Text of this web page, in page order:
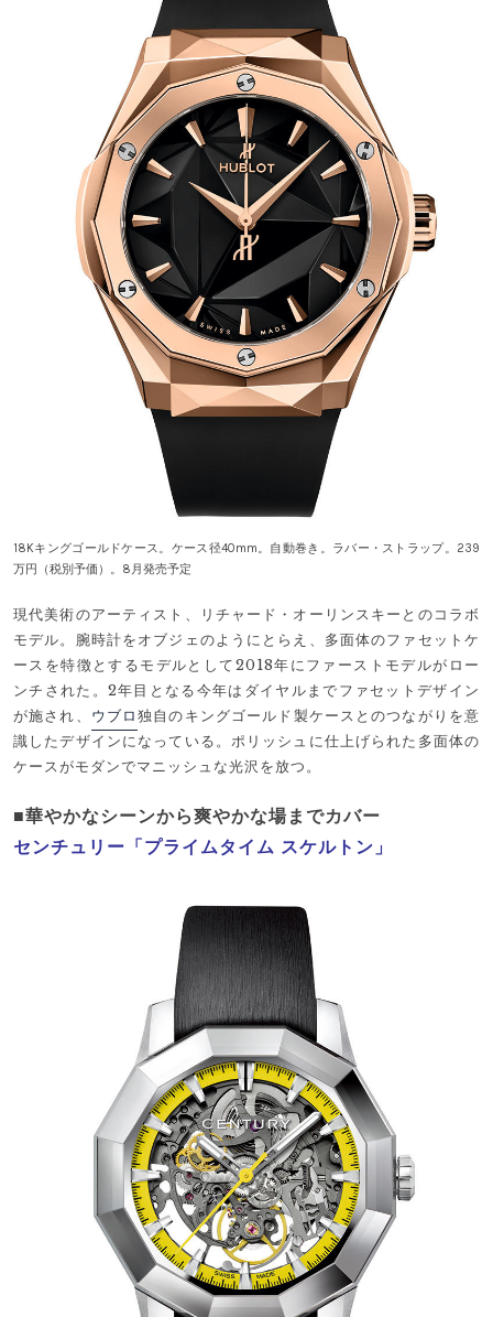
18Kキングゴールドケース。ケース径40mm。自動巻き。ラバー・ストラップ。239
万円（税別予価）。8月発売予定
現代美術のアーティスト、リチャード・オーリンスキーとのコラボ
モデル。腕時計をオブジェのようにとらえ、多面体のファセットケ
ースを特徴とするモデルとして2018年にファーストモデルがロー
ンチされた。2年目となる今年はダイヤルまでファセットデザイン
が施され、 ウブロ独自のキングゴールド製ケースとのつながりを意
識したデザインになっている。ポリッシュに仕上げられた多面体の
ケースがモダンでマニッシュな光沢を放つ。
■華やかなシーンから爽やかな場までカバー
センチュリー「プライムタイム スケルトン」